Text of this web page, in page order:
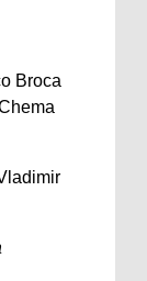
Broca